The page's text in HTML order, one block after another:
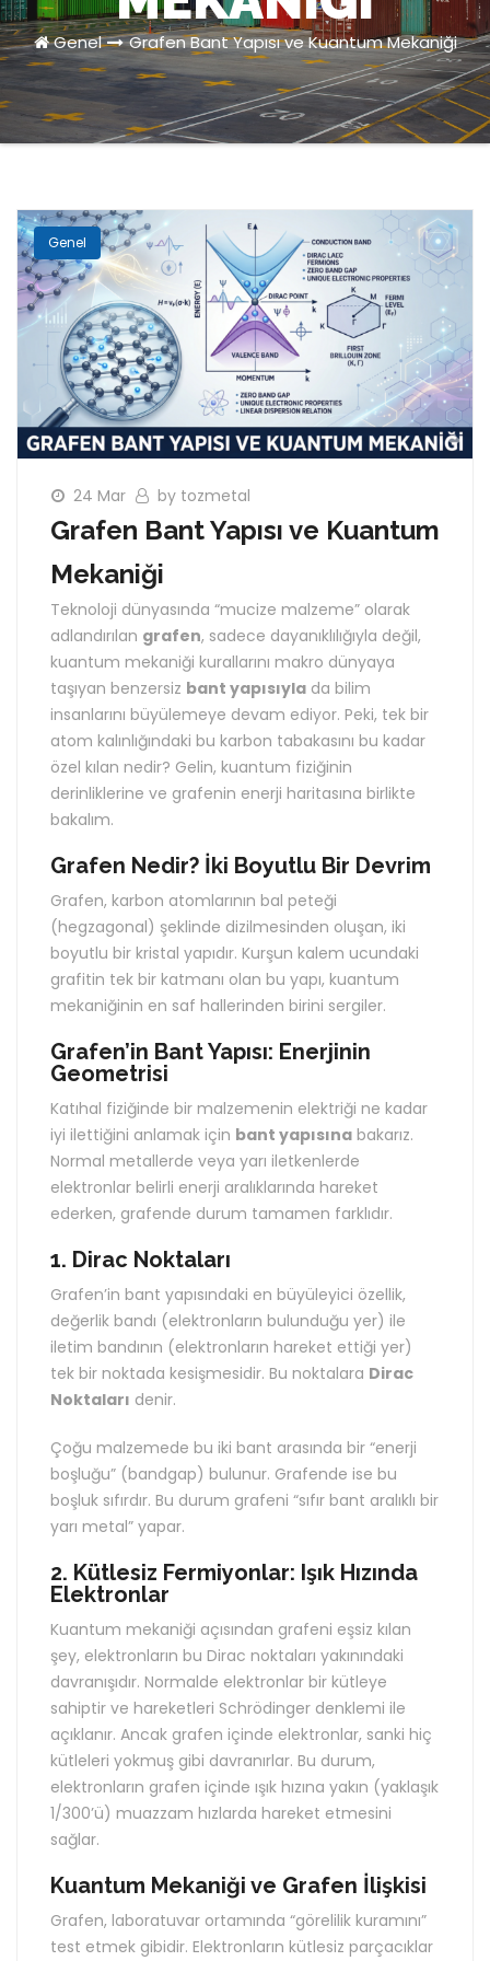
Genel Grafen Bant Yapısı ve Kuantum Mekaniği
Genel
24 Mar by tozmetal
Grafen Bant Yapısı ve Kuantum
Mekaniği
Teknoloji dünyasında “mucize malzeme” olarak
adlandırılan grafen, sadece dayanıklılığıyla değil,
kuantum mekaniği kurallarını makro dünyaya
taşıyan benzersiz bant yapısıyla da bilim
insanlarını büyülemeye devam ediyor. Peki, tek bir
atom kalınlığındaki bu karbon tabakasını bu kadar
özel kılan nedir? Gelin, kuantum fiziğinin
derinliklerine ve grafenin enerji haritasına birlikte
bakalım.
Grafen Nedir? İki Boyutlu Bir Devrim
Grafen, karbon atomlarının bal peteği
(hegzagonal) şeklinde dizilmesinden oluşan, iki
boyutlu bir kristal yapıdır. Kurşun kalem ucundaki
grafitin tek bir katmanı olan bu yapı, kuantum
mekaniğinin en saf hallerinden birini sergiler.
Grafen’in Bant Yapısı: Enerjinin
Geometrisi
Katıhal fiziğinde bir malzemenin elektriği ne kadar
iyi ilettiğini anlamak için bant yapısına bakarız.
Normal metallerde veya yarı iletkenlerde
elektronlar belirli enerji aralıklarında hareket
ederken, grafende durum tamamen farklıdır.
1. Dirac Noktaları
Grafen’in bant yapısındaki en büyüleyici özellik,
değerlik bandı (elektronların bulunduğu yer) ile
iletim bandının (elektronların hareket ettiği yer)
tek bir noktada kesişmesidir. Bu noktalara Dirac
Noktaları denir.
Çoğu malzemede bu iki bant arasında bir “enerji
boşluğu” (bandgap) bulunur. Grafende ise bu
boşluk sıfırdır. Bu durum grafeni “sıfır bant aralıklı bir
yarı metal” yapar.
2. Kütlesiz Fermiyonlar: Işık Hızında
Elektronlar
Kuantum mekaniği açısından grafeni eşsiz kılan
şey, elektronların bu Dirac noktaları yakınındaki
davranışıdır. Normalde elektronlar bir kütleye
sahiptir ve hareketleri Schrödinger denklemi ile
açıklanır. Ancak grafen içinde elektronlar, sanki hiç
kütleleri yokmuş gibi davranırlar. Bu durum,
elektronların grafen içinde ışık hızına yakın (yaklaşık
1/300’ü) muazzam hızlarda hareket etmesini
sağlar.
Kuantum Mekaniği ve Grafen İlişkisi
Grafen, laboratuvar ortamında “görelilik kuramını”
test etmek gibidir. Elektronların kütlesiz parçacıklar